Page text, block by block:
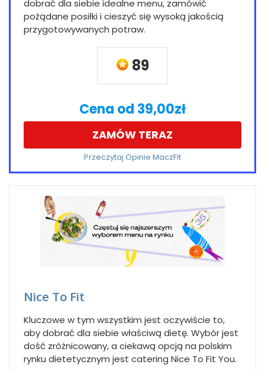
dobrać dla siebie idealne menu, zamówić
pożądane posiłki i cieszyć się wysoką jakością
przygotowywanych potraw.
89
Cena od 39,00zł
ZAMÓW TERAZ
Przeczytaj Opinie MaczFit
Nice To Fit
Kluczowe w tym wszystkim jest oczywiście to,
aby dobrać dla siebie właściwą dietę. Wybór jest
dość zróżnicowany, a ciekawą opcją na polskim
rynku dietetycznym jest catering Nice To Fit You.